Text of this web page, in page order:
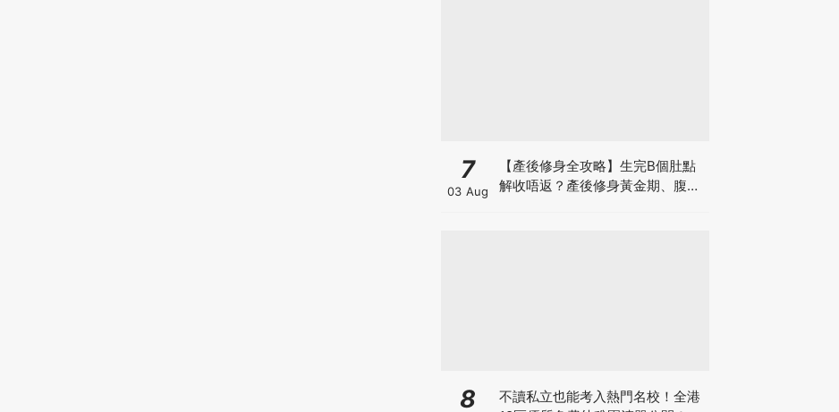
7
03 Aug
【產後修身全攻略】生完B個肚點
解收唔返？產後修身黃金期、腹直
8
不讀私立也能考入熱門名校！全港